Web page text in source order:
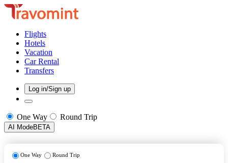
Flights
Hotels
Vacation
Car Rental
Transfers
Log in/Sign up
One Way Round Trip
AI ModeBETA
One Way Round Trip